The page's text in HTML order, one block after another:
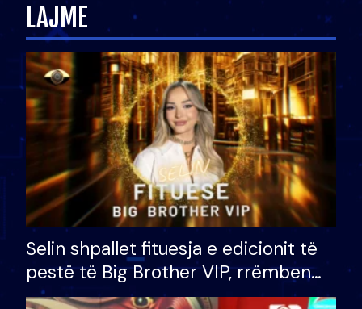
LAJME
Selin shpallet fituesja e edicionit të
pestë të Big Brother VIP, rrëmben
çmimin e madh prej 100 mijë eurosh